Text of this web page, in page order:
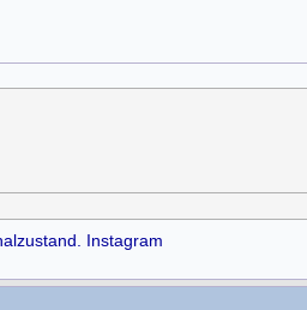
Instagram